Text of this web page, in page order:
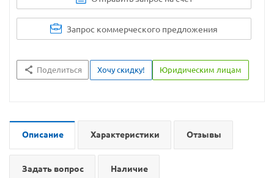
Запрос коммерческого предложения
Поделиться Хочу скидку! Юридическим лицам
Описание Характеристики Отзывы
Задать вопрос Наличие